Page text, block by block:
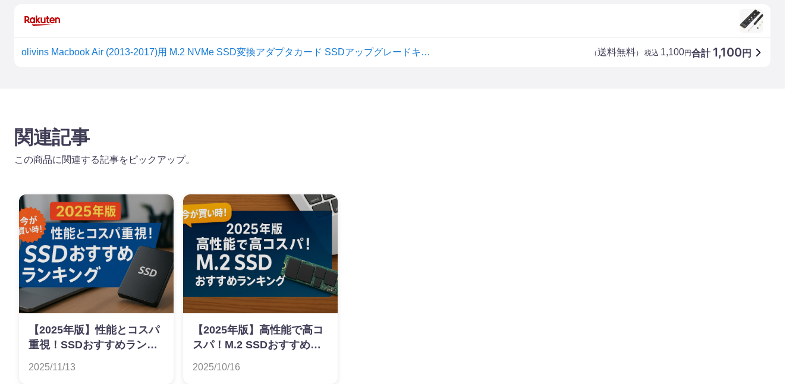
olivins Macbook Air (2013-2017)用 M.2 NVMe SSD変換アダプタカード SSDアップグレードキット 合計 1,100円
（送料無料） 税込 1,100円
関連記事
この商品に関連する記事をピックアップ。
【2025年版】性能とコスパ
重視！SSDおすすめランキ
2025/11/13
【2025年版】高性能で高コ
スパ！M.2 SSDおすすめラ
2025/10/16